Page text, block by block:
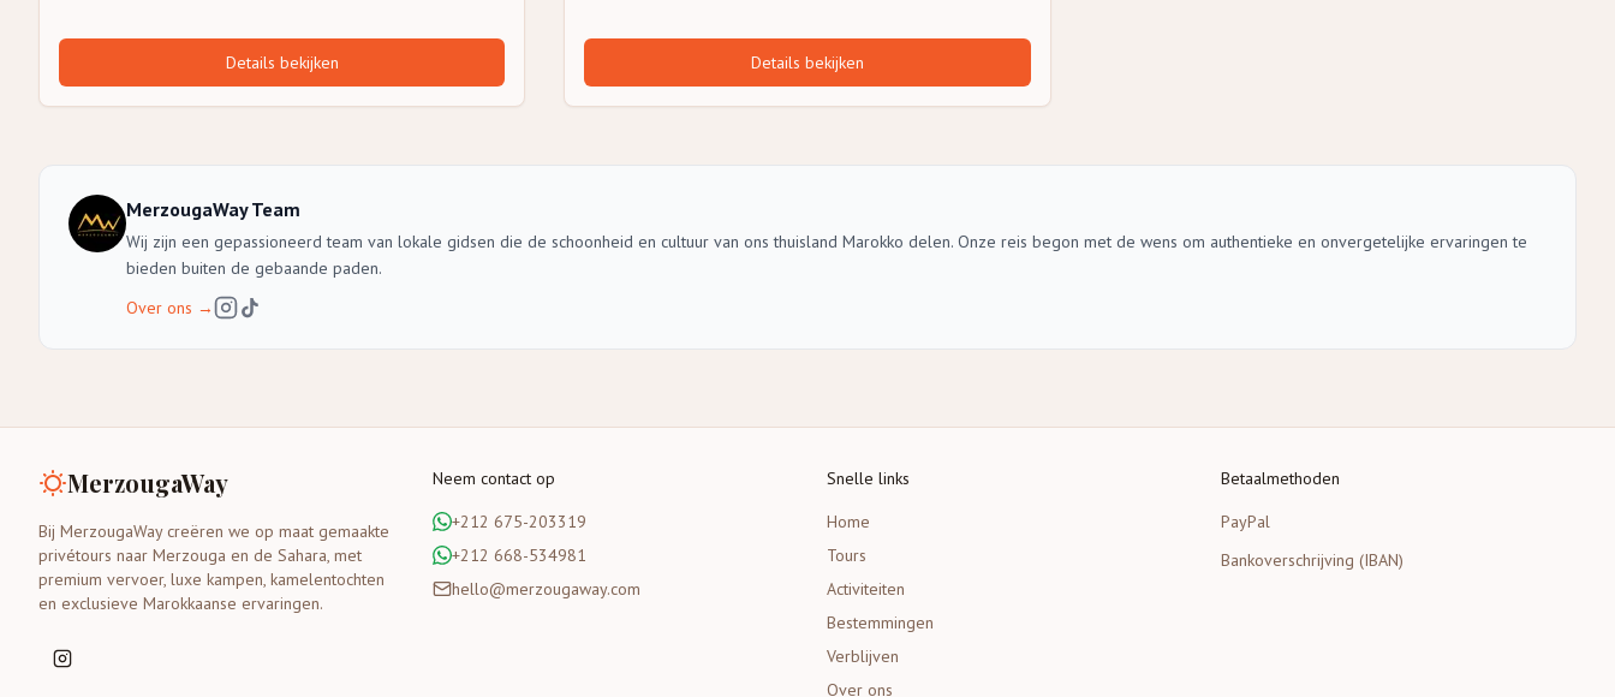
Details bekijken Details bekijken
MerzougaWay Team
Wij zijn een gepassioneerd team van lokale gidsen die de schoonheid en cultuur van ons thuisland Marokko delen. Onze reis begon met de wens om authentieke en onvergetelijke ervaringen te
bieden buiten de gebaande paden.
Over ons →
MerzougaWay
Bij MerzougaWay creëren we op maat gemaakte
privétours naar Merzouga en de Sahara, met
premium vervoer, luxe kampen, kamelentochten
en exclusieve Marokkaanse ervaringen.
Neem contact op
+212 675-203319
+212 668-534981
hello@merzougaway.com
Snelle links
Home
Tours
Activiteiten
Bestemmingen
Verblijven
Over ons
Betaalmethoden
PayPal
Bankoverschrijving (IBAN)